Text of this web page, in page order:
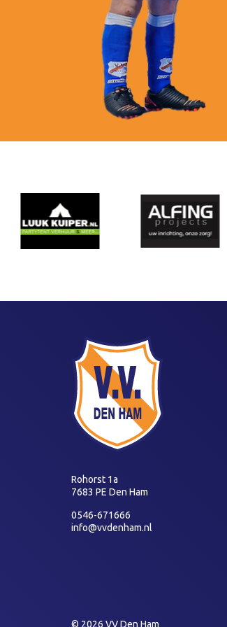
Rohorst 1a
7683 PE Den Ham
0546-671666
info@vvdenham.nl
© 2026 VV Den Ham